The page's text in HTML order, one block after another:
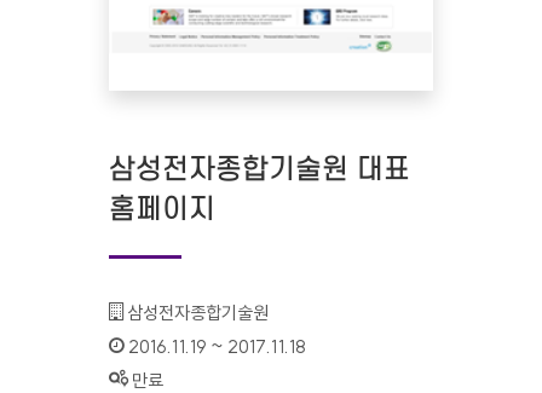
삼성전자종합기술원 대표
홈페이지
기관명 :
삼성전자종합기술원
인증기간 :
2016.11.19 ~ 2017.11.18
상태 :
만료